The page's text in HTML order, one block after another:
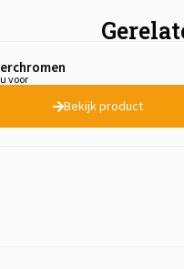
voor
Bekijk product